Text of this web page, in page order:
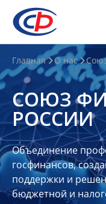
О
нас
О
СФР
Совет
Союза
Участники
Планы
Главная О нас
СОЮЗ
РОССИИ
Объединение
госфинансов,
поддержки и
бюджетной и